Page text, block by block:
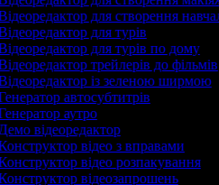
для створення
для турів
для турів по дому
трейлерів до фільмів
із зеленою ширмою
автосубтитрів
аутро
відеоредактор
відео з вправами
відео розпакування
відеозапрошень